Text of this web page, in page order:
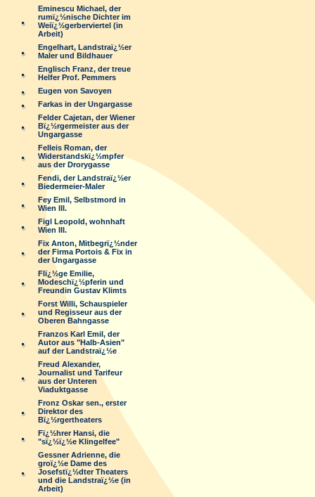
Eminescu Michael, der
rumï¿½nische Dichter im
Weiï¿½gerberviertel (in
Arbeit)
Engelhart, Landstraï¿½er
Maler und Bildhauer
Englisch Franz, der treue
Helfer Prof. Pemmers
Eugen von Savoyen
Farkas in der Ungargasse
Felder Cajetan, der Wiener
Bï¿½rgermeister aus der
Ungargasse
Felleis Roman, der
Widerstandskï¿½mpfer
aus der Drorygasse
Fendi, der Landstraï¿½er
Biedermeier-Maler
Fey Emil, Selbstmord in
Wien III.
Figl Leopold, wohnhaft
Wien III.
Fix Anton, Mitbegrï¿½nder
der Firma Portois & Fix in
der Ungargasse
Flï¿½ge Emilie,
Modeschï¿½pferin und
Freundin Gustav Klimts
Forst Willi, Schauspieler
und Regisseur aus der
Oberen Bahngasse
Franzos Karl Emil, der
Autor aus "Halb-Asien"
auf der Landstraï¿½e
Freud Alexander,
Journalist und Tarifeur
aus der Unteren
Viaduktgasse
Fronz Oskar sen., erster
Direktor des
Bï¿½rgertheaters
Fï¿½hrer Hansi, die
"sï¿½ï¿½e Klingelfee"
Gessner Adrienne, die
groï¿½e Dame des
Josefstï¿½dter Theaters
und die Landstraï¿½e (in
Arbeit)